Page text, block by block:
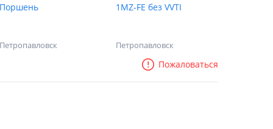
Поршень
Петропавловск
1MZ-FE без VVTI
Петропавловск
Пожаловаться